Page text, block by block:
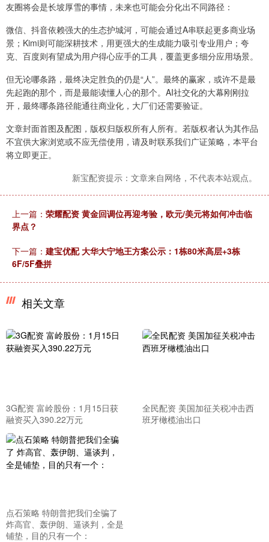
友圈将会是长坡厚雪的事情，未来也可能会分化出不同路径：
微信、抖音依赖强大的生态护城河，可能会通过A串联起更多商业场
景；Kimi则可能深耕技术，用更强大的生成能力吸引专业用户；夸
克、百度则有望成为用户得心应手的工具，覆盖更多细分应用场景。
但无论哪条路，最终决定胜负的仍是“人”。最终的赢家，或许不是最
先起跑的那个，而是最能读懂人心的那个。AI社交化的大幕刚刚拉
开，最终哪条路径能通往商业化，大厂们还需要验证。
文章封面首图及配图，版权归版权所有人所有。若版权者认为其作品
不宜供大家浏览或不应无偿使用，请及时联系我们广证策略，本平台
将立即更正。
新宝配资提示：文章来自网络，不代表本站观点。
上一篇： 荣耀配资 黄金回调位再迎考验，欧元/美元将如何冲击临
界点？
下一篇： 建宝优配 大华大宁地王方案公示：1栋80米高层+3栋
6F/5F叠拼
相关文章
3G配资 富岭股份：1月15日获
融资买入390.22万元
全民配资 美国加征关税冲击西
班牙橄榄油出口
点石策略 特朗普把我们全骗了
炸高官、轰伊朗、逼谈判，全是
铺垫，目的只有一个：